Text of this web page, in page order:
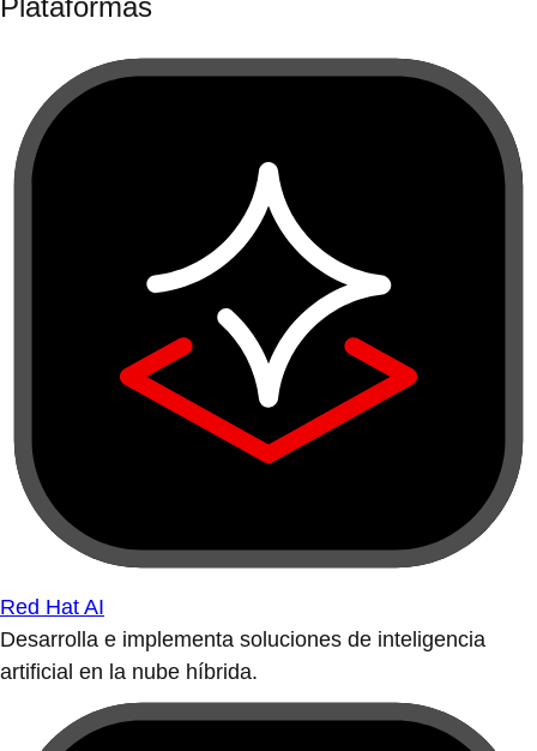
Plataformas
Red Hat AI
Desarrolla e implementa soluciones de inteligencia
artificial en la nube híbrida.